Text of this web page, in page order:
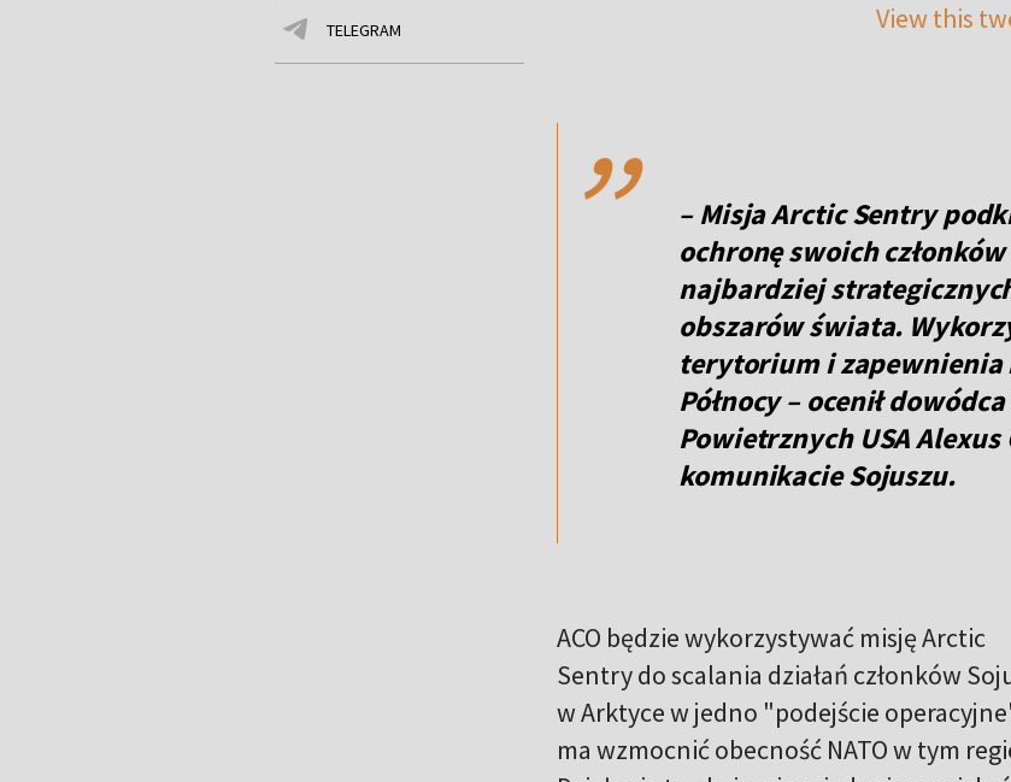
TELEGRAM
View this
,,
– Misja Arctic Sentry
ochronę swoich
najbardziej
obszarów świata.
terytorium i zapewnienia
Północy – ocenił
Powietrznych USAAlexus
komunikacie Sojuszu.
ACO będzie wykorzystywać misję Arctic
Sentry do scalania działań członków
w Arktyce w jedno "podejście
ma wzmocnić obecność NATO w tym